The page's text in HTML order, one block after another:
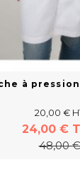
à
20,00 €
24,00 €
48,00 €